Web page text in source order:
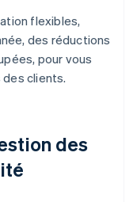
flexibles,
des réductions
pour vous
clients.
des